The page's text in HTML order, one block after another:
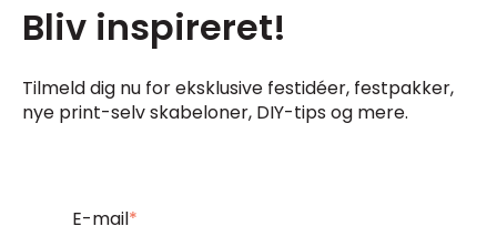
Bliv inspireret!
Tilmeld dig nu for eksklusive festidéer, festpakker,
nye print-selv skabeloner, DIY-tips og mere.
E-mail*